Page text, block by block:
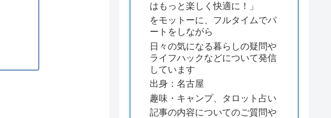
はもっと楽しく快適に！」
をモットーに、フルタイムでパ
ートをしながら
日々の気になる暮らしの疑問や
ライフハックなどについて発信
しています
出身：名古屋
趣味・キャンプ、タロット占い
記事の内容についてのご質問や